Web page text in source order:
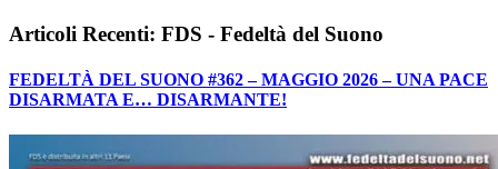
Articoli Recenti: FDS - Fedeltà del Suono
FEDELTÀ DEL SUONO #362 – MAGGIO 2026 – UNA PACE
DISARMATA E… DISARMANTE!